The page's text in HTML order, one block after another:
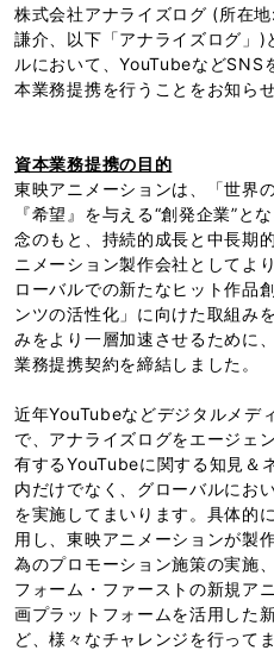
株式会社アナライズログ (所在
謙介、以下「アナライズログ」
ルにおいて、YouTubeなどSNS
本業務提携を行うことをお知らせ
資本業務提携の目的
東映アニメーションは、「世界
『希望』を与える“創発企業”と
念のもと、持続的成長と中長期
ニメーション製作会社としてよ
ローバルでの新たなヒット作品
ンツの活性化」に向けた取組み
みをより一層加速させるために
業務提携契約を締結しました。
近年YouTubeなどデジタルメデ
で、アナライズログをエージェ
有するYouTubeに関する知見＆
内だけでなく、グローバルにお
を実施してまいります。具体的
用し、東映アニメーションが製
為のプロモーション施策の実施
フォーム・ファーストの新規ア
画プラットフォームを活用した
ど、様々なチャレンジを行って